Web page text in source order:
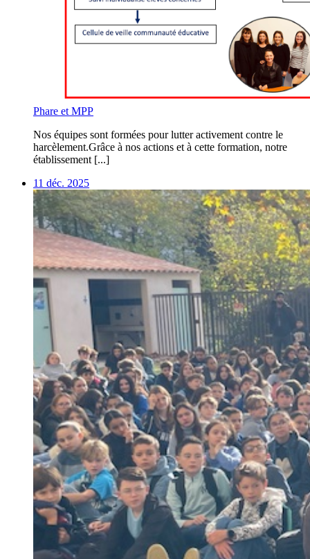
Phare et MPP
Nos équipes sont formées pour lutter activement contre le
harcèlement.Grâce à nos actions et à cette formation, notre
établissement [...]
11 déc. 2025